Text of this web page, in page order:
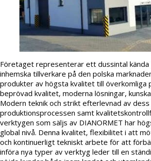
Företaget representerar ett dussintal kända
inhemska tillverkare på den polska
produkter av högsta kvalitet till överkomliga
beprövad kvalitet, moderna lösningar,
Modern teknik och strikt efterlevnad av dess
produktionsprocessen samt
verktygen som säljs av DIANORMET har
global nivå. Denna kvalitet, flexibilitet i att
och kontinuerligt tekniskt arbete för att
införa nya typer av verktyg leder till en